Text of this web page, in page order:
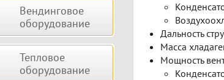
Дальность
Масса
Мощность
Вендинговое
оборудование
Тепловое
оборудование